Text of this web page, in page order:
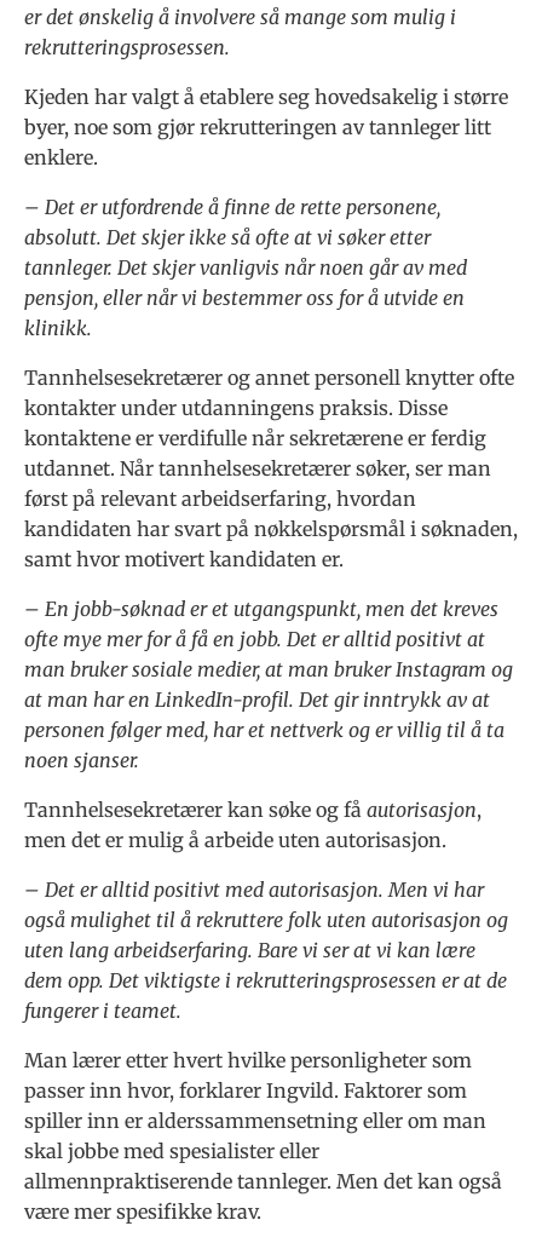
er det ønskelig å involvere så mange som mulig i
rekrutteringsprosessen.
Kjeden har valgt å etablere seg hovedsakelig i større
byer, noe som gjør rekrutteringen av tannleger litt
enklere.
– Det er utfordrende å finne de rette personene,
absolutt. Det skjer ikke så ofte at vi søker etter
tannleger. Det skjer vanligvis når noen går av med
pensjon, eller når vi bestemmer oss for å utvide en
klinikk.
Tannhelsesekretærer og annet personell knytter ofte
kontakter under utdanningens praksis. Disse
kontaktene er verdifulle når sekretærene er ferdig
utdannet. Når tannhelsesekretærer søker, ser man
først på relevant arbeidserfaring, hvordan
kandidaten har svart på nøkkelspørsmål i søknaden,
samt hvor motivert kandidaten er.
– En jobb-søknad er et utgangspunkt, men det kreves
ofte mye mer for å få en jobb. Det er alltid positivt at
man bruker sosiale medier, at man bruker Instagram og
at man har en LinkedIn-profil. Det gir inntrykk av at
personen følger med, har et nettverk og er villig til å ta
noen sjanser.
Tannhelsesekretærer kan søke og få autorisasjon,
men det er mulig å arbeide uten autorisasjon.
– Det er alltid positivt med autorisasjon. Men vi har
også mulighet til å rekruttere folk uten autorisasjon og
uten lang arbeidserfaring. Bare vi ser at vi kan lære
dem opp. Det viktigste i rekrutteringsprosessen er at de
fungerer i teamet.
Man lærer etter hvert hvilke personligheter som
passer inn hvor, forklarer Ingvild. Faktorer som
spiller inn er alderssammensetning eller om man
skal jobbe med spesialister eller
allmennpraktiserende tannleger. Men det kan også
være mer spesifikke krav.